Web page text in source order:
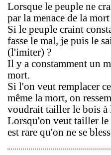
Lorsque le peuple ne
par la menace de la mort
Si le peuple craint
fasse le mal, je puis le
(l'imiter) ?
Il y a constamment un
mort.
Si l'on veut remplacer
même la mort, on
voudrait tailler le bois à
Lorsqu'on veut tailler le
est rare qu'on ne se